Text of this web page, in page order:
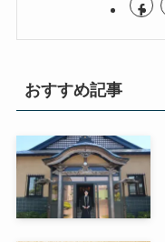
おすすめ記事